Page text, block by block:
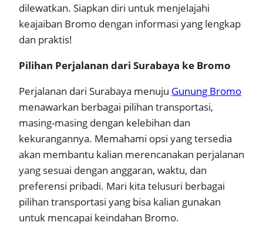
dilewatkan. Siapkan diri untuk menjelajahi
keajaiban Bromo dengan informasi yang lengkap
dan praktis!
Pilihan Perjalanan dari Surabaya ke Bromo
Perjalanan dari Surabaya menuju Gunung Bromo
menawarkan berbagai pilihan transportasi,
masing-masing dengan kelebihan dan
kekurangannya. Memahami opsi yang tersedia
akan membantu kalian merencanakan perjalanan
yang sesuai dengan anggaran, waktu, dan
preferensi pribadi. Mari kita telusuri berbagai
pilihan transportasi yang bisa kalian gunakan
untuk mencapai keindahan Bromo.